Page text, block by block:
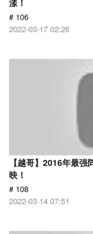
漾！
# 106
2022-03-17 02:26
【越哥】2016年最
映！
# 108
2022-03-14 07:51